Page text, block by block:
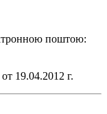
поштою:
19.04.2012 г.